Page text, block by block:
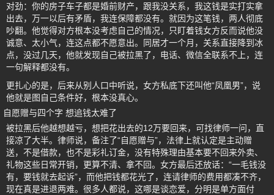
对劲：你的房子车子都是婚前财产，跟我没关系，我这钱是实打实拿
出去，万一以后有矛盾，我连保障都没有。就因为这笔钱，两人彻底
吵翻。他觉得对方根本没考虑自己的情况，只盯着钱女方反而说他没
诚意、太小气，连这点都不愿意出。同居才一个月，关系直接降到冰
点，没过几天，他就发现自己被拉黑了，电话、微信全联系不上，连
一句解释都没有。
更扎心的是，后来从别人口中听说，女方私底下还叫他“凤凰男”，说
他就是图自己条件好，根本没真心。
自愿赠与四个字 想追钱太难了
被拉黑后他越想越亏，想把花出去的12万要回来，可找律师一问，直
接凉了大半。律师说，备注了“自愿赠与”，法律上就认定是主动赠
送，不是借款，也不是彩礼订金，没有特殊理由基本要不回来外卖、
礼物这些日常开销，更算不清、拿不回。女方最后还放话：“一毛钱没
有，要钱就去起诉”，而他把钱都花光了，连请律师的费用都凑不齐，
现在真是进退两难。很多人都说，这哪是谈恋爱，分明是单方面付